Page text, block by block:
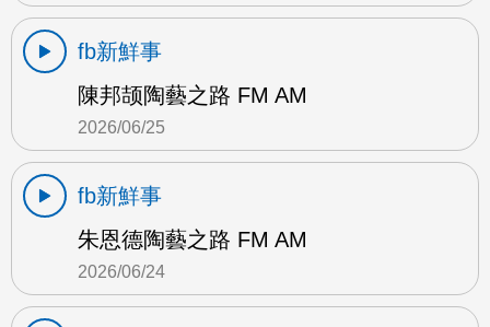
fb新鮮事
陳邦颉陶藝之路 FM AM
2026/06/25
fb新鮮事
朱恩德陶藝之路 FM AM
2026/06/24